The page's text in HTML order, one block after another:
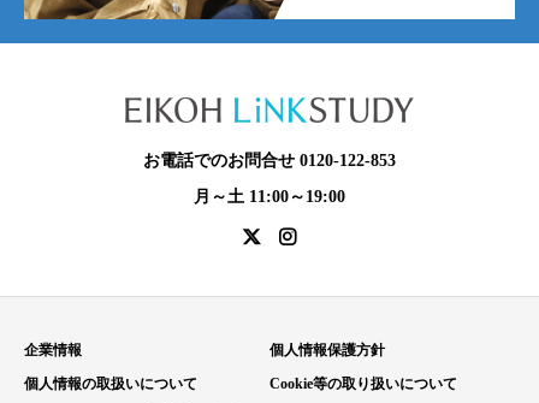
お電話でのお問合せ 0120-122-853
月～土 11:00～19:00
企業情報
個人情報保護方針
個人情報の取扱いについて
Cookie等の取り扱いについて